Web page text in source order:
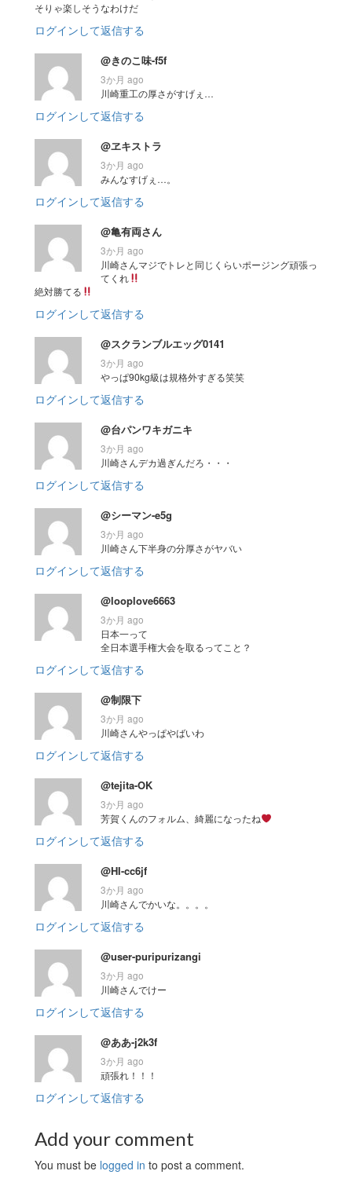
そりゃ楽しそうなわけだ
ログインして返信する
@きのこ味-f5f
3か月 ago
川崎重工の厚さがすげぇ…
ログインして返信する
@ヱキストラ
3か月 ago
みんなすげぇ…。
ログインして返信する
@亀有両さん
3か月 ago
川崎さんマジでトレと同じくらいポージング頑張っ
てくれ
絶対勝てる
ログインして返信する
@スクランブルエッグ0141
3か月 ago
やっぱ90kg級は規格外すぎる笑笑
ログインして返信する
@台パンワキガニキ
3か月 ago
川崎さんデカ過ぎんだろ・・・
ログインして返信する
@シーマン-e5g
3か月 ago
川崎さん下半身の分厚さがヤバい
ログインして返信する
@looplove6663
3か月 ago
日本一って
全日本選手権大会を取るってこと？
ログインして返信する
@制限下
3か月 ago
川崎さんやっぱやばいわ
ログインして返信する
@tejita-OK
3か月 ago
芳賀くんのフォルム、綺麗になったね
ログインして返信する
@HI-cc6jf
3か月 ago
川崎さんでかいな。。。。
ログインして返信する
@user-puripurizangi
3か月 ago
川崎さんでけー
ログインして返信する
@ああ-j2k3f
3か月 ago
頑張れ！！！
ログインして返信する
Add your comment
You must be logged in to post a comment.